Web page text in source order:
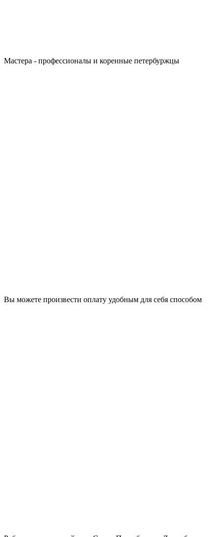
Мастера - профессионалы и коренные петербуржцы
Вы можете произвести оплату удобным для себя способом